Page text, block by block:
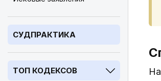
СУДПРАКТИКА
ТОП КОДЕКСОВ